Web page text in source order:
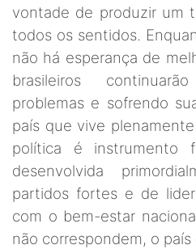
vontade de produzir um
todos os sentidos.
não há esperança de
brasileiros
problemas e sofrendo
país que vive
política é instrumento
desenvolvida
partidos fortes e de
com o bem-estar
não correspondem, o